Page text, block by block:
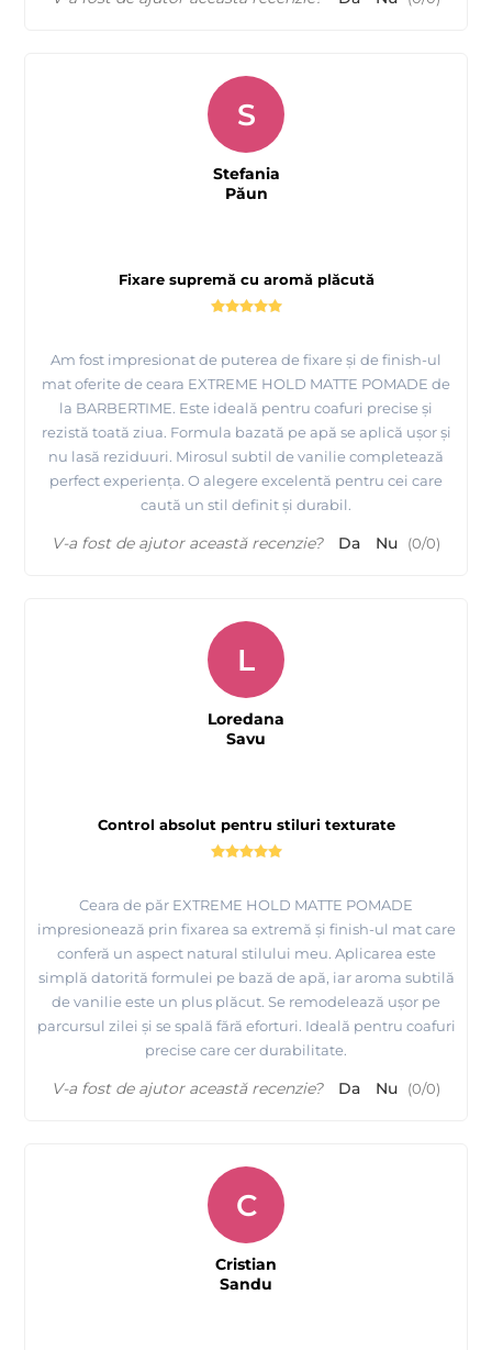
Fixare supremă cu aromă plăcută
Am fost impresionat de puterea de fixare și de finish-ul
mat oferite de ceara EXTREME HOLD MATTE POMADE de
la BARBERTIME. Este ideală pentru coafuri precise și
rezistă toată ziua. Formula bazată pe apă se aplică ușor și
nu lasă reziduuri. Mirosul subtil de vanilie completează
perfect experiența. O alegere excelentă pentru cei care
caută un stil definit și durabil.
S
Stefania
Păun
V-a fost de ajutor această recenzie? Da Nu (0/0)
Control absolut pentru stiluri texturate
Ceara de păr EXTREME HOLD MATTE POMADE
impresionează prin fixarea sa extremă și finish-ul mat care
conferă un aspect natural stilului meu. Aplicarea este
simplă datorită formulei pe bază de apă, iar aroma subtilă
de vanilie este un plus plăcut. Se remodelează ușor pe
parcursul zilei și se spală fără eforturi. Ideală pentru coafuri
precise care cer durabilitate.
L
Loredana
Savu
V-a fost de ajutor această recenzie? Da Nu (0/0)
C
Cristian
Sandu